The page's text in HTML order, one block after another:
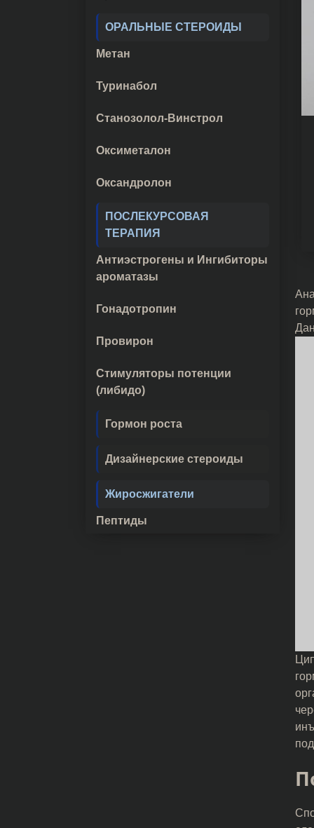
ОРАЛЬНЫЕ СТЕРОИДЫ
Метан
Туринабол
Станозолол-Винстрол
Оксиметалон
Оксандролон
ПОСЛЕКУРСОВАЯ
ТЕРАПИЯ
Антиэстрогены и Ингибиторы
ароматазы
Гонадотропин
Провирон
Стимуляторы потенции
(либидо)
Гормон роста
Дизайнерские стероиды
Жиросжигатели
Пептиды